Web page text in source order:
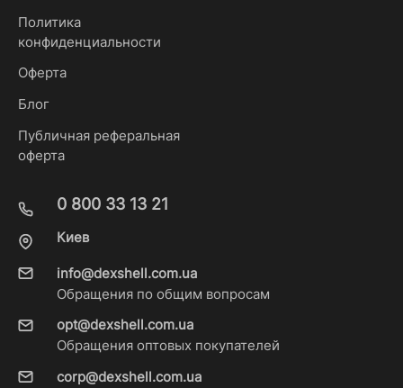
Политика
конфиденциальности
Оферта
Блог
Публичная реферальная
оферта
0 800 33 13 21
Киев
info@dexshell.com.ua
Обращения по общим вопросам
opt@dexshell.com.ua
Обращения оптовых покупателей
corp@dexshell.com.ua